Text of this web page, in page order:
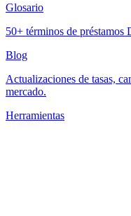
Glosario
50+ términos de préstamos
Blog
Actualizaciones de tasas,
mercado.
Herramientas